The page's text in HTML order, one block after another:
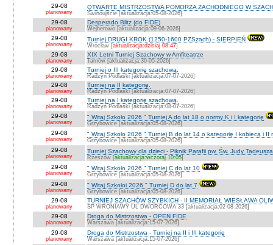
29-08
planowany
OTWARTE MISTRZOSTWA POMORZA ZACHODNIEGO W
Świnoujście [aktualizacja:05-08-2026]
29-08
planowany
Desperado Blitz (do FIDE)
Wejherowo [aktualizacja:09-06-2026]
29-08
planowany
Turniej DRUGI KROK (1250-1600 PZSzach) - SIERPIEŃ
Wrocław [aktualizacja:dzisiaj 08:47]
29-08
planowany
XIX Letni Turniej Szachowy w Amfiteatrze
Tarnów [aktualizacja:30-05-2026]
29-08
planowany
Turniej o III kategorię szachową.
Radzyń Podlaski [aktualizacja:07-07-2026]
29-08
planowany
Turniej na II kategorię.
Radzyń Podlaski [aktualizacja:07-07-2026]
29-08
planowany
Turniej na I kategorię szachową.
Radzyń Podlaski [aktualizacja:08-07-2026]
29-08
planowany
" Witaj Szkoło 2026 " Turniej A do lat 18 o normy K i I kategorię
Grzybowice [aktualizacja:05-08-2026]
29-08
planowany
" Witaj Szkoło 2026 " Turniej B do lat 14 o kategorię I kobiecą i II
Grzybowice [aktualizacja:05-08-2026]
29-08
planowany
Turniej Szachowy dla dzieci - Piknik Parafii pw. Św. Judy
Rzeszów [aktualizacja:wczoraj 10:05]
29-08
planowany
" Witaj Szkoło 2026 " Turniej C do lat 10
Grzybowice [aktualizacja:05-08-2026]
29-08
planowany
" Witaj Szkołoi 2026 " Turniej D do lat 7
Grzybowice [aktualizacja:05-08-2026]
29-08
planowany
TURNIEJ SZACHÓW SZYBKICH - II MEMORIAŁ WIESŁAWA
SP WRONIAWY UL DWORCOWA 33 [aktualizacja:02-08-2026]
29-08
planowany
Droga do Mistrzostwa - OPEN FIDE
Warszawa [aktualizacja:15-07-2026]
29-08
planowany
Droga do Mistrzostwa - Turniej na II i III kategorię
Warszawa [aktualizacja:15-07-2026]